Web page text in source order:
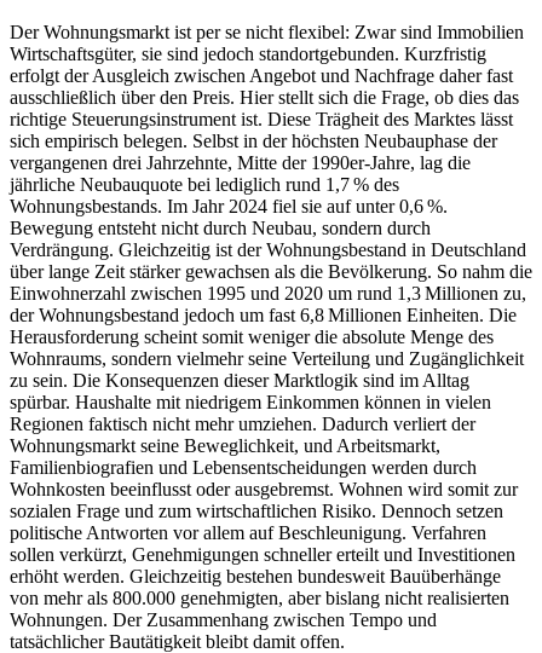
Der Wohnungsmarkt ist per se nicht flexibel: Zwar sind Immobilien
Wirtschaftsgüter, sie sind jedoch standortgebunden. Kurzfristig
erfolgt der Ausgleich zwischen Angebot und Nachfrage daher fast
ausschließlich über den Preis. Hier stellt sich die Frage, ob dies das
richtige Steuerungsinstrument ist. Diese Trägheit des Marktes lässt
sich empirisch belegen. Selbst in der höchsten Neubauphase der
vergangenen drei Jahrzehnte, Mitte der 1990er-Jahre, lag die
jährliche Neubauquote bei lediglich rund 1,7 % des
Wohnungsbestands. Im Jahr 2024 fiel sie auf unter 0,6 %.
Bewegung entsteht nicht durch Neubau, sondern durch
Verdrängung. Gleichzeitig ist der Wohnungsbestand in Deutschland
über lange Zeit stärker gewachsen als die Bevölkerung. So nahm die
Einwohnerzahl zwischen 1995 und 2020 um rund 1,3 Millionen zu,
der Wohnungsbestand jedoch um fast 6,8 Millionen Einheiten. Die
Herausforderung scheint somit weniger die absolute Menge des
Wohnraums, sondern vielmehr seine Verteilung und Zugänglichkeit
zu sein. Die Konsequenzen dieser Marktlogik sind im Alltag
spürbar. Haushalte mit niedrigem Einkommen können in vielen
Regionen faktisch nicht mehr umziehen. Dadurch verliert der
Wohnungsmarkt seine Beweglichkeit, und Arbeitsmarkt,
Familienbiografien und Lebensentscheidungen werden durch
Wohnkosten beeinflusst oder ausgebremst. Wohnen wird somit zur
sozialen Frage und zum wirtschaftlichen Risiko. Dennoch setzen
politische Antworten vor allem auf Beschleunigung. Verfahren
sollen verkürzt, Genehmigungen schneller erteilt und Investitionen
erhöht werden. Gleichzeitig bestehen bundesweit Bauüberhänge
von mehr als 800.000 genehmigten, aber bislang nicht realisierten
Wohnungen. Der Zusammenhang zwischen Tempo und
tatsächlicher Bautätigkeit bleibt damit offen.